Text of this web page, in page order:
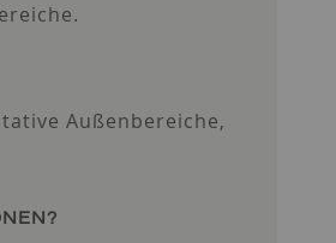
Außenbereiche,